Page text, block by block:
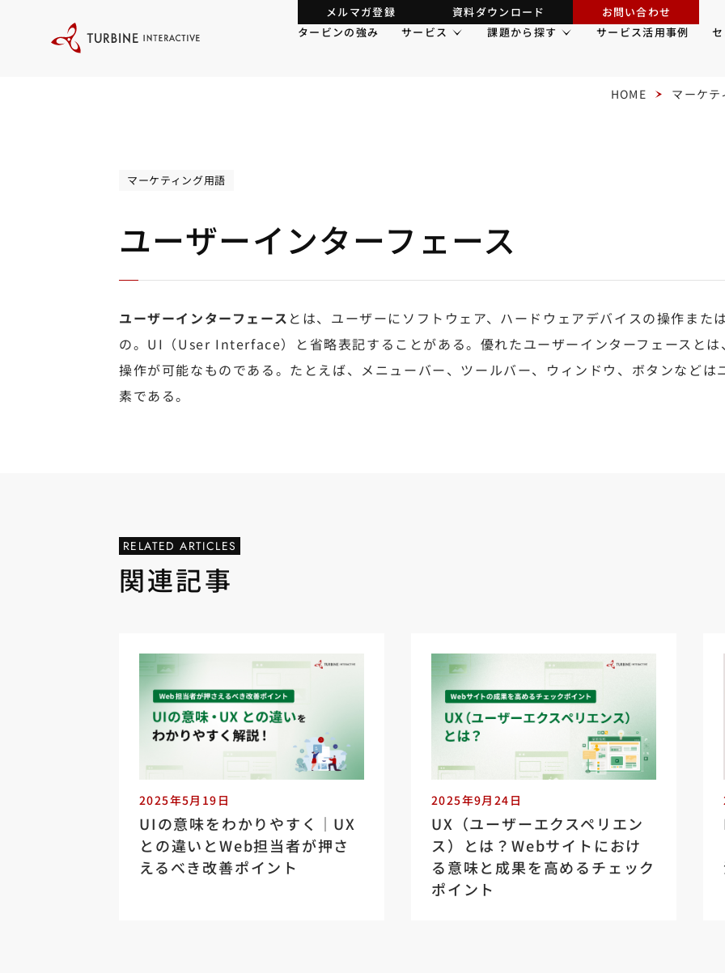
メルマガ登録 資料ダウンロード
お問い合わせ
タービンの強み
サービス 課題から探す サービス活用事例
HOME マーケ
マーケティング用語
ユーザーインターフェース
ユーザーインターフェース とは、ユーザーにソフトウェア、ハードウェアデバイスの操作また
の。UI（User Interface）と省略表記することがある。優れたユーザーインターフェースとは
操作が可能なものである。たとえば、メニューバー、ツールバー、ウィンドウ、ボタンなど
素である。
RELATED ARTICLES
関連記事
2025年5月19日
UIの意味をわかりやすく｜UX
との違いとWeb担当者が押さ
えるべき改善ポイント
2025年9月24日
UX（ユーザーエクスペリエン
ス）とは？Webサイトにおけ
る意味と成果を高めるチェック
ポイント